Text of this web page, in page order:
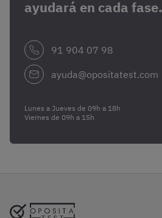
ayudará en cada fase.
91 904 07 98
ayuda@opositatest.com
Lunes a Jueves de 09h a 18h
Viernes de 09h a 15h